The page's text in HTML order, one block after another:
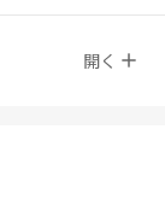
開く